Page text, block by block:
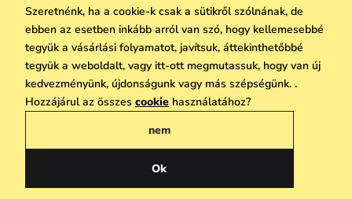
Visszaküldés és reklamáció
Ajándék utalványok
Vállalatok számára
We Care
Vuchlook
Üzletek
Praha
Feliratkozni
A személyes adatok védelmének alapelveiitt
Copyright © 2026 Vuch s.r.o. Minden jog fenntartva. Technikailag biztosítja
Simplia.cz
Magyar
Szeretnénk, ha a cookie-k csak a sütikről szólnának, de
ebben az esetben inkább arról van szó, hogy kellemesebbé
tegyük a vásárlási folyamatot, javítsuk, áttekinthetőbbé
tegyük a weboldalt, vagy itt-ott megmutassuk, hogy van új
kedvezményünk, újdonságunk vagy más szépségünk. .
Hozzájárul az összes cookie használatához?
nem
Ok